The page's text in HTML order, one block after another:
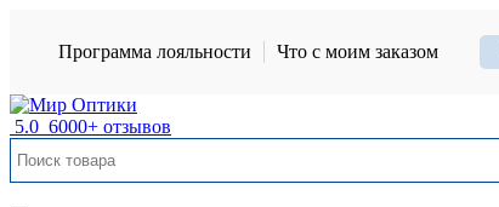
Программа лояльности Что с моим заказом
5.0 6000+ отзывов